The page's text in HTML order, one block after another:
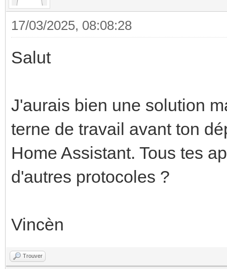
17/03/2025, 08:08:28
Salut
J'aurais bien une solution
terne de travail avant ton
Home Assistant. Tous tes
d'autres protocoles ?
Vincèn
Trouver